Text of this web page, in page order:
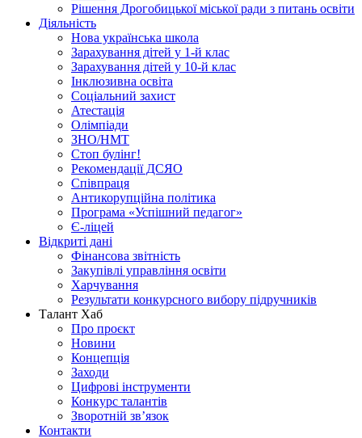
Рішення Дрогобицької міської ради з питань освіти
Діяльність
Нова українська школа
Зарахування дітей у 1-й клас
Зарахування дітей у 10-й клас
Інклюзивна освіта
Соціальний захист
Атестація
Олімпіади
ЗНО/НМТ
Стоп булінг!
Рекомендації ДСЯО
Співпраця
Антикорупційна політика
Програма «Успішний педагог»
Є-ліцей
Відкриті дані
Фінансова звітність
Закупівлі управління освіти
Харчування
Результати конкурсного вибору підручників
Талант Хаб
Про проєкт
Новини
Концепція
Заходи
Цифрові інструменти
Конкурс талантів
Зворотній зв’язок
Контакти